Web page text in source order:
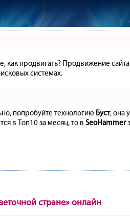
как продвигать? Продвижение
системах.
попробуйте технологию Буст, она
в Топ10 за месяц, то в SeoHammer
стране» онлайн